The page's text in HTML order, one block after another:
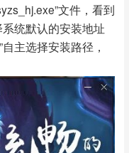
文件，看到
统默认的安装地址
主选择安装路径，